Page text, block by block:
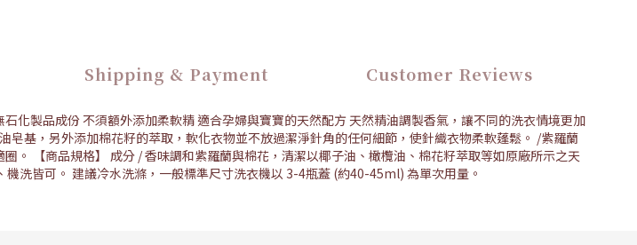
Shipping & Payment Customer Reviews
化製品成份 不須額外添加柔軟精 適合孕婦與寶寶的天然配方 天然精油調製香氣，讓不同的洗衣情境更加
基，另外添加棉花籽的萃取，軟化衣物並不放過潔淨針角的任何細節，使針織衣物柔軟蓬鬆。 /紫羅蘭
。 【商品規格】 成分 / 香味調和紫羅蘭與棉花，清潔以椰子油、橄欖油、棉花籽萃取等如原廠所示之天
洗皆可。 建議冷水洗滌，一般標準尺寸洗衣機以 3-4瓶蓋 (約40-45ml) 為單次用量。